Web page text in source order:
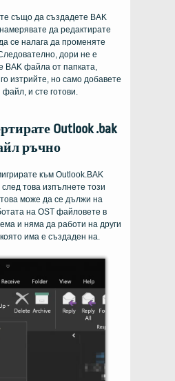
също да създадете BAK
да редактирате
се налага да променяте
дори не е
BAK файла от папката,
изтрийте, но само добавете
файл, и сте готови.
Outlook .bak
ръчно
към Outlook.BAK
това изпълнете този
може да се дължи на
на OST файловете в
и няма да работи на други
има е създаден на.